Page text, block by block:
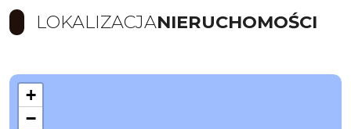
LOKALIZACJANIERUCHOMOŚCI
+
−